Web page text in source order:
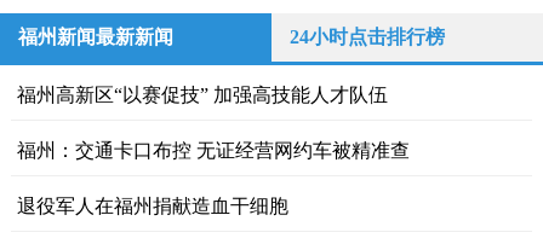
福州新闻最新新闻 24小时点击排行榜
福州高新区“以赛促技” 加强高技能人才队伍
福州：交通卡口布控 无证经营网约车被精准查
退役军人在福州捐献造血干细胞